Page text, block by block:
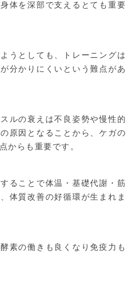
体を深部で支えるとても重要
うとしても、トレーニングは
分かりにくいという難点があ
ルの衰えは不良姿勢や慢性的
原因となることから、ケガの
からも重要です。
ることで体温・基礎代謝・筋
体質改善の好循環が生まれま
素の働きも良くなり免疫力も